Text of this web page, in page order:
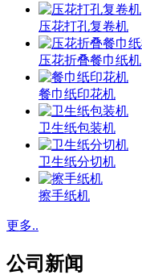
压花打孔复卷机
压花折叠餐巾纸机
餐巾纸印花机
卫生纸包装机
卫生纸分切机
擦手纸机
更多..
公司新闻